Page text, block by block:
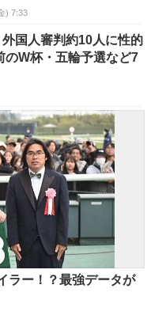
) 7:33
国人審判約10人に性的
W杯・五輪予選など7
ラー！？最強データが